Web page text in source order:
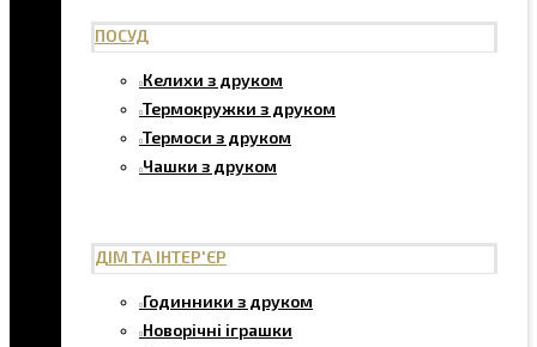
ПОСУД
Келихи з друком
Термокружки з друком
Термоси з друком
Чашки з друком
ДІМ ТА ІНТЕР'ЄР
Годинники з друком
Новорічні іграшки